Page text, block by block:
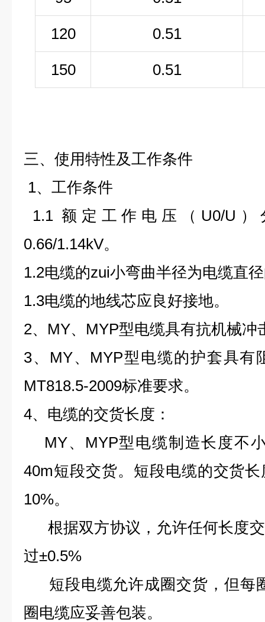
120 0.51
150 0.51
三、使用特性及工作条件
1、工作条件
1.1 额定工作电压
（U0/U
0.66/1.14kV。
1.2电缆的zui小弯曲半径为电缆直
1.3电缆的地线芯应良好接地。
2、 MY、 MYP型电缆具有抗机械冲
3、 MY、 MYP型电缆的护套具有
MT818.5-2009标准要求。
4、电缆的交货长度 ：
MY、 MYP型电缆制造长度不
40m短段交货。短段电缆的交货
10%。
根据双方协议，允许任何长度
过±0.5%
短段电缆允许成圈交货，但每
圈电缆应妥善包装。